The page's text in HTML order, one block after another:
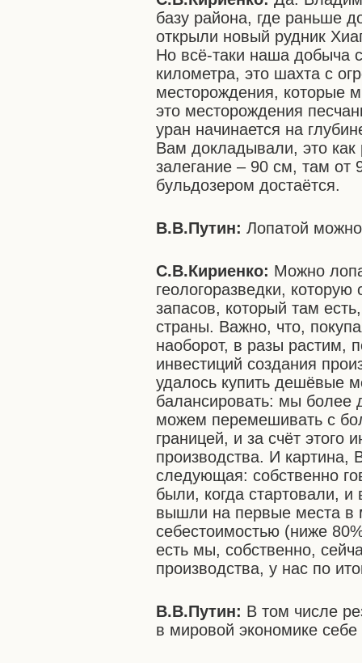
базу района, где раньше
открыли новый рудник
Но всё-таки наша добыча
километра, это шахта с
месторождения, которые
это месторождения
уран начинается на
Вам докладывали, это
залегание – 90 см, там от
бульдозером достаётся.
В.В.Путин: Лопатой
С.В.Кириенко: Можно
геологоразведки,
запасов, который там
страны. Важно, что,
наоборот, в разы растим,
инвестиций создания
удалось купить дешёвые
балансировать: мы более
можем перемешивать с
границей, и за счёт этого
производства. И
следующая: собственно
были, когда стартовали,
вышли на первые места в
себестоимостью (ниже
есть мы, собственно,
производства, у нас по
В.В.Путин: В том числе
в мировой экономике себе